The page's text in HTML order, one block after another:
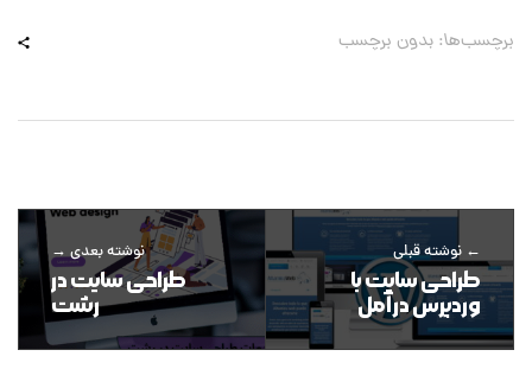
برچسب‌ها: بدون برچسب
نوشته قبلی
طراحی سایت با
وردپرس در آمل
نوشته بعدی
طراحی سایت در
رشت